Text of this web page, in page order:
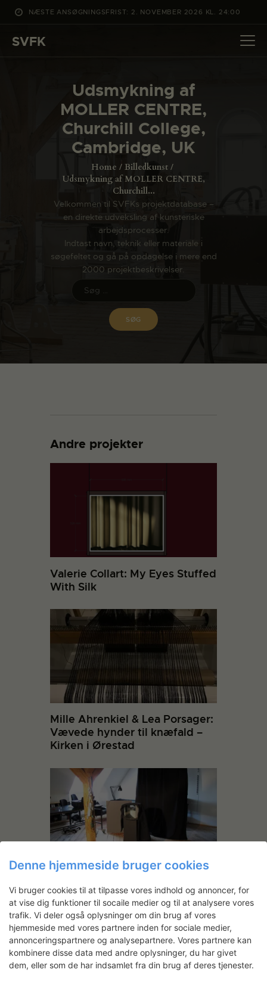
NÆSTE ANSØGNINGSFRIST: 2. NOVEMBER 2026 KL. 24:00
SVFK
Udsmykning af
MOLLER CENTRE,
Churchill College,
Cambridge, UK
Home
Billedkunst
Udsmykning af MOLLER CENTRE,
Churchill...
Velkommen til SVFKs projektdatabase –
en direkte udveksling af kunsteriske
arbejdsprocesser.
Indtast navn, teknik eller materiale i
søgefeltet og gå på opdagelse i mere end
2000 projektbeskrivelser.
DET SKER
PROJEKTER
CHANNEL
ANSØG
ENGLISH
Andre projekter
Valerie Collart: My Eyes Stuffed
With Silk
Mille Ahrenkiel & Lea Porsager:
Vævede hynder til knæfald –
Kirken i Ørestad
Lars Nørgård
Uddannet fra Designskolen,
København i 1978, og fra
Academy of Art College, San
Denne hjemmeside bruger cookies
Vi bruger cookies til at tilpasse vores indhold og annoncer, for
at vise dig funktioner til socaile medier og til at analysere vores
trafik. Vi deler også oplysninger om din brug af vores
hjemmeside med vores partnere inden for sociale medier,
annonceringspartnere og analysepartnere. Vores partnere kan
kombinere disse data med andre oplysninger, du har givet
dem, eller som de har indsamlet fra din brug af deres tjenester.